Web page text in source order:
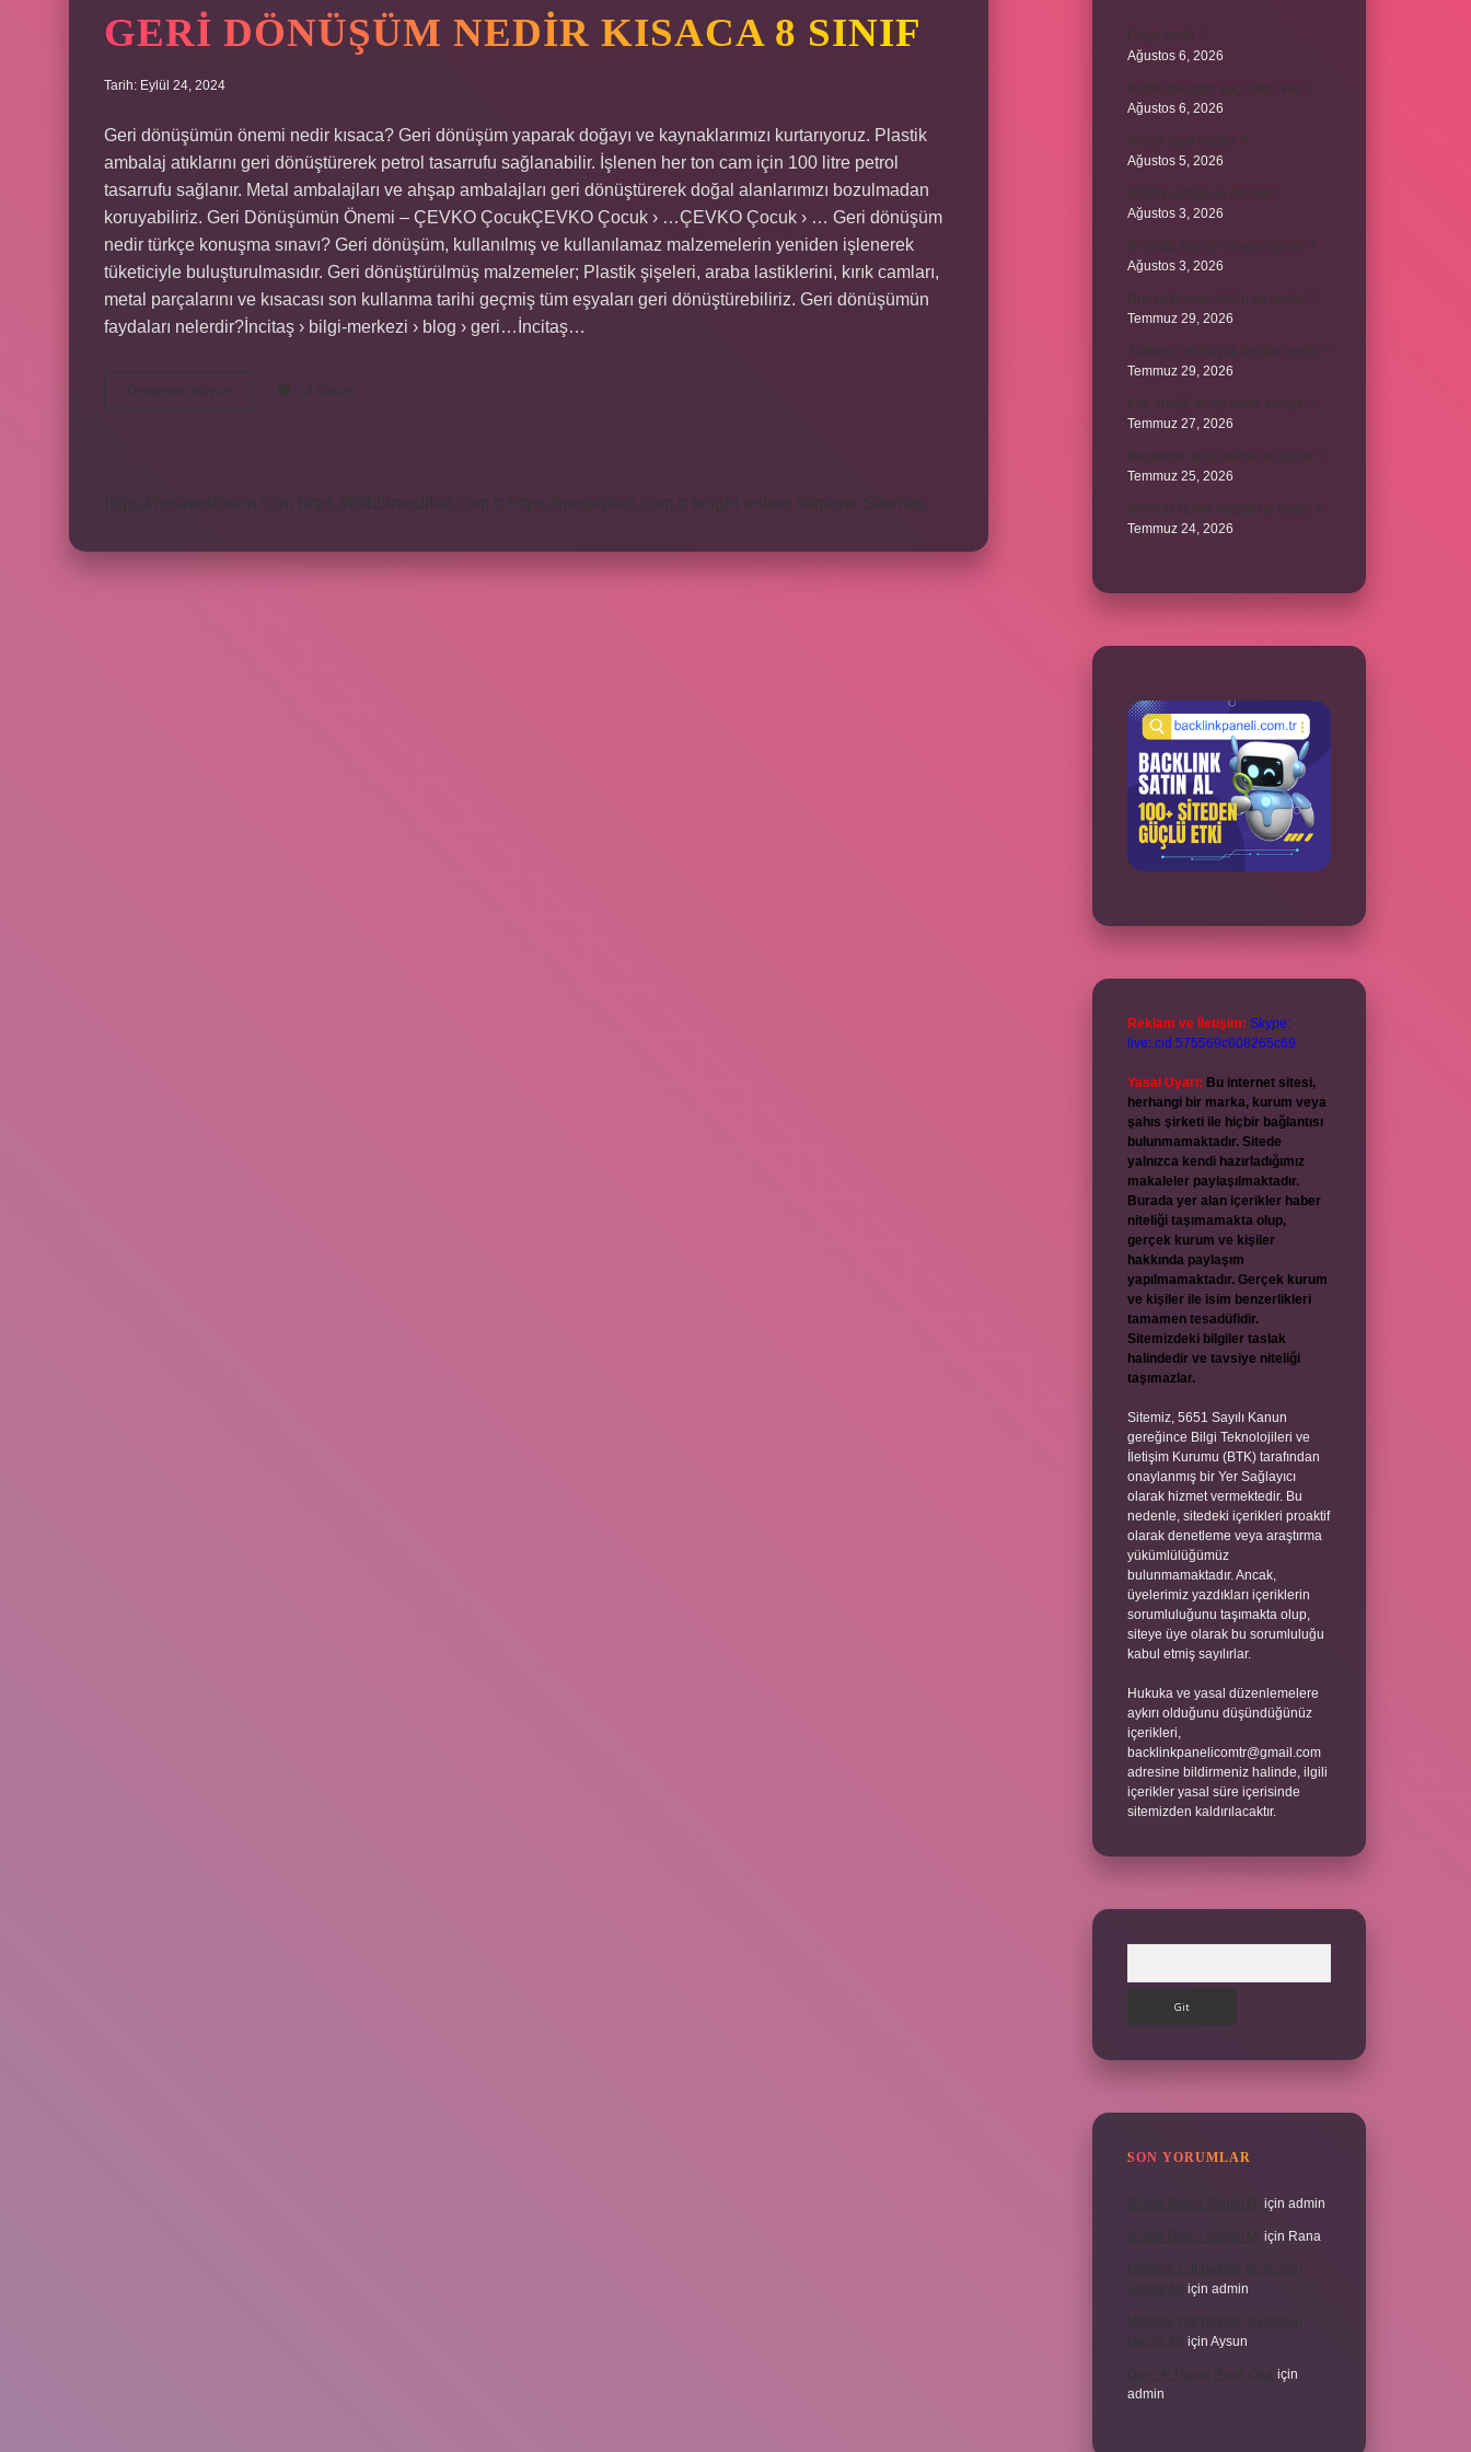
GERI DÖNÜŞÜM NEDIR KISACA 8 SINIF
Tarih: Eylül 24, 2024
Geri dönüşümün önemi nedir kısaca? Geri dönüşüm yaparak doğayı ve kaynaklarımızı kurtarıyoruz. Plastik
ambalaj atıklarını geri dönüştürerek petrol tasarrufu sağlanabilir. İşlenen her ton cam için 100 litre petrol
tasarrufu sağlanır. Metal ambalajları ve ahşap ambalajları geri dönüştürerek doğal alanlarımızı bozulmadan
koruyabiliriz. Geri Dönüşümün Önemi – ÇEVKO ÇocukÇEVKO Çocuk › …ÇEVKO Çocuk › … Geri dönüşüm
nedir türkçe konuşma sınavı? Geri dönüşüm, kullanılmış ve kullanılamaz malzemelerin yeniden işlenerek
tüketiciyle buluşturulmasıdır. Geri dönüştürülmüş malzemeler; Plastik şişeleri, araba lastiklerini, kırık camları,
metal parçalarını ve kısacası son kullanma tarihi geçmiş tüm eşyaları geri dönüştürebiliriz. Geri dönüşümün
faydaları nelerdir?İncitaş › bilgi-merkezi › blog › geri…İncitaş…
14 Yorum
https://rosmedforum.com https://btibbimedikal.com.tr https://megaplan.com.tr knight online nttgame Sitemap
Cizye nedir ?
Ağustos 6, 2026
Kulplu beygirin kaç kulbu var ?
Ağustos 6, 2026
Avcılık spor mudur ?
Ağustos 5, 2026
Allah’ın ahlak ne demek ?
Ağustos 3, 2026
8. sınıfta Kur’an-ı Kerim var mı ?
Ağustos 3, 2026
Dünya Kupası ödülü ne kadar ?
Temmuz 29, 2026
Türklerin en büyük destanı nedir ?
Temmuz 29, 2026
Koç erkeği en iyi kimle anlaşır ?
Temmuz 27, 2026
Kazandibi sulu olursa ne yapılır ?
Temmuz 25, 2026
300000 TL’nin vergisi ne kadar ?
Temmuz 24, 2026
Reklam ve İletişim: Skype:
live:.cid.575569c608265c69
Yasal Uyarı: Bu internet sitesi,
herhangi bir marka, kurum veya
şahıs şirketi ile hiçbir bağlantısı
bulunmamaktadır. Sitede
yalnızca kendi hazırladığımız
makaleler paylaşılmaktadır.
Burada yer alan içerikler haber
niteliği taşımamakta olup,
gerçek kurum ve kişiler
hakkında paylaşım
yapılmamaktadır. Gerçek kurum
ve kişiler ile isim benzerlikleri
tamamen tesadüfidir.
Sitemizdeki bilgiler taslak
halindedir ve tavsiye niteliği
taşımazlar.
Sitemiz, 5651 Sayılı Kanun
gereğince Bilgi Teknolojileri ve
İletişim Kurumu (BTK) tarafından
onaylanmış bir Yer Sağlayıcı
olarak hizmet vermektedir. Bu
nedenle, sitedeki içerikleri proaktif
olarak denetleme veya araştırma
yükümlülüğümüz
bulunmamaktadır. Ancak,
üyelerimiz yazdıkları içeriklerin
sorumluluğunu taşımakta olup,
siteye üye olarak bu sorumluluğu
kabul etmiş sayılırlar.
Hukuka ve yasal düzenlemelere
aykırı olduğunu düşündüğünüz
içerikleri,
backlinkpanelicomtr@gmail.com
adresine bildirmeniz halinde, ilgili
içerikler yasal süre içerisinde
sitemizden kaldırılacaktır.
SON YORUMLAR
için admin
için Rana
için admin
için Aysun
için
admin